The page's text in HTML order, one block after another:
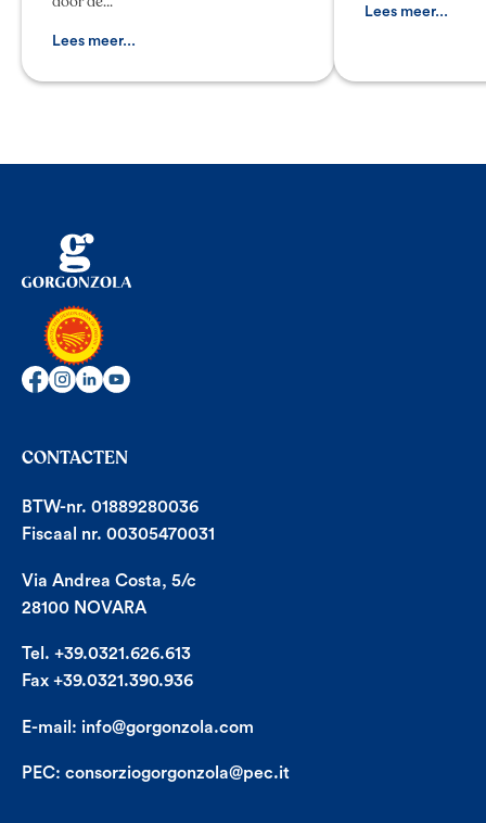
gehouden. Net als elk jaar is deze dag
bewustheid rondom de preventie teg
Lees meer...
nationale
Lees meer...
CONTACTEN
BTW-nr. 01889280036
Fiscaal nr. 00305470031
Via Andrea Costa, 5/c
28100 NOVARA
Tel. +39.0321.626.613
Fax +39.0321.390.936
E-mail: info@gorgonzola.com
PEC: consorziogorgonzola@pec.it